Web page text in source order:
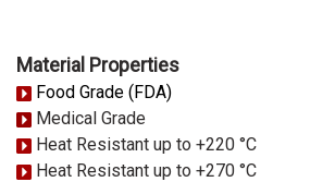
Material Properties
Food Grade (FDA)
Medical Grade
Heat Resistant up to +220 °C
Heat Resistant up to +270 °C